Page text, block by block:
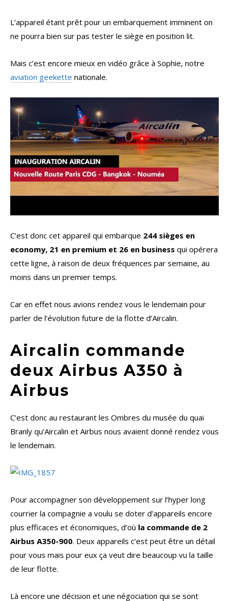
L’appareil étant prêt pour un embarquement imminent on
ne pourra bien sur pas tester le siège en position lit.
Mais c’est encore mieux en vidéo grâce à Sophie, notre
aviation geekette nationale.
C’est donc cet appareil qui embarque 244 sièges en
economy, 21 en premium et 26 en business qui opérera
cette ligne, à raison de deux fréquences par semaine, au
moins dans un premier temps.
Car en effet nous avions rendez vous le lendemain pour
parler de l’évolution future de la flotte d’Aircalin.
Aircalin commande
deux Airbus A350 à
Airbus
C’est donc au restaurant les Ombres du musée du quai
Branly qu’Aircalin et Airbus nous avaient donné rendez vous
le lendemain.
Pour accompagner son développement sur l’hyper long
courrier la compagnie a voulu se doter d’appareils encore
plus efficaces et économiques, d’où la commande de 2
Airbus A350-900. Deux appareils c’est peut être un détail
pour vous mais pour eux ça veut dire beaucoup vu la taille
de leur flotte.
Là encore une décision et une négociation qui se sont